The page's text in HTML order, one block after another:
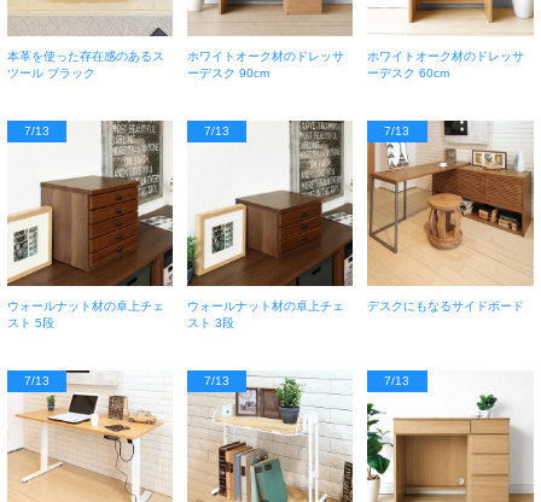
本革を使った存在感のあるス
ツール ブラック
ホワイトオーク材のドレッサ
ーデスク 90cm
ホワイトオーク材のドレッサ
ーデスク 60cm
7/13
ウォールナット材の卓上チェ
スト 5段
7/13
ウォールナット材の卓上チェ
スト 3段
7/13
デスクにもなるサイドボード
7/13 7/13 7/13